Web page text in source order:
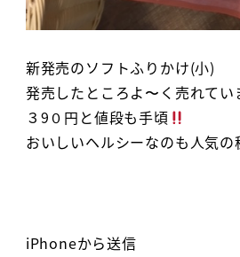
新発売のソフトふりかけ(小)
発売したところよ〜く売れてい
３9０円と値段も手頃
おいしいヘルシーなのも人気の
iPhoneから送信